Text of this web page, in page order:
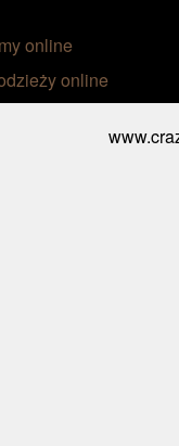
online
online